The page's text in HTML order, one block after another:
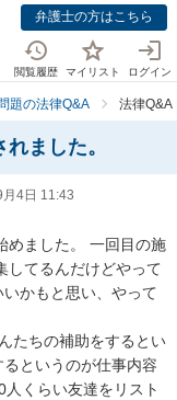
弁護士の方はこちら
閲覧履歴 マイリスト ログイン
題の法律Q&A 法律Q&A
ました。
4日 11:43
してるんだけどやって
かもと思い、やって
というのが仕事内容
くらい友達をリスト